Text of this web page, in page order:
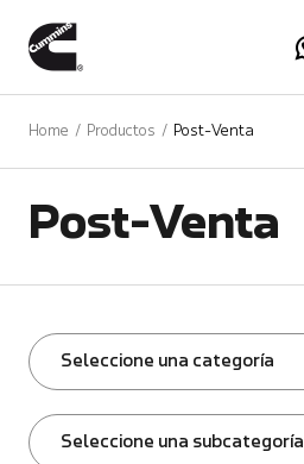
Home Productos Post-Venta
Post-Venta
Seleccione una categoría
Seleccione una subcategoría